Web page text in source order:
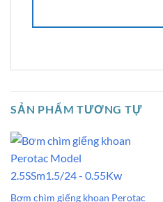
SẢN PHẨM TƯƠNG TỰ
Bơm chìm giếng khoan Perotac